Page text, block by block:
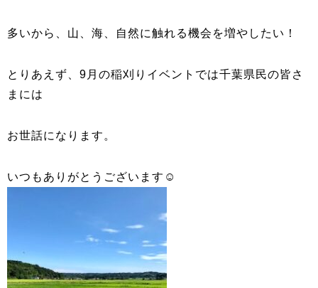
多いから、山、海、自然に触れる機会を増やしたい！
とりあえず、9月の稲刈りイベントでは千葉県民の皆さ
まには
お世話になります。
いつもありがとうございます☺